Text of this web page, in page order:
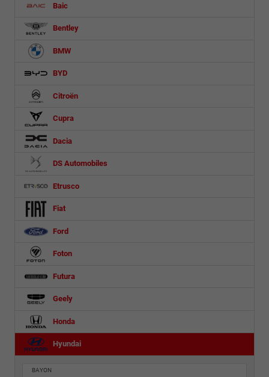
Baic
Bentley
BMW
BYD
Citroën
Cupra
Dacia
DS Automobiles
Etrusco
Fiat
Ford
Foton
Futura
Geely
Honda
Hyundai
BAYON